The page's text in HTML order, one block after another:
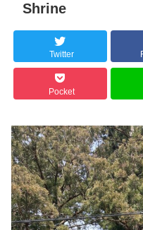
Shrine
Twitter
Pocket